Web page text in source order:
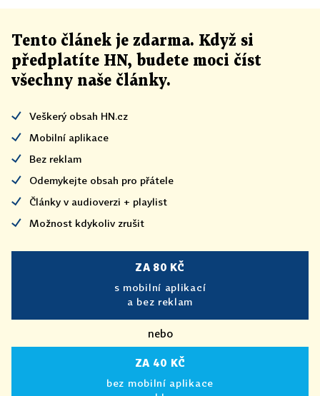
Tento článek je zdarma. Když si
předplatíte HN, budete moci číst
všechny naše články.
Veškerý obsah HN.cz
Mobilní aplikace
Bez reklam
Odemykejte obsah pro přátele
Články v audioverzi + playlist
Možnost kdykoliv zrušit
ZA 80 KČ
s mobilní aplikací
a bez reklam
nebo
ZA 40 KČ
bez mobilní aplikace